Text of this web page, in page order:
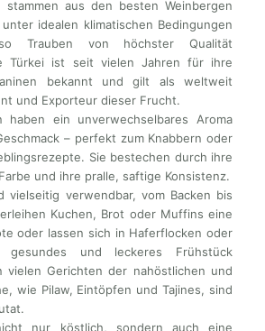
stammen aus den besten Weinbergen
idealen klimatischen Bedingungen
Trauben von höchster Qualität
Türkei ist seit vielen Jahren für ihre
bekannt und gilt als weltweit
und Exporteur dieser Frucht.
haben ein unverwechselbares Aroma
– perfekt zum Knabbern oder
Sie bestechen durch ihre
und ihre pralle, saftige Konsistenz.
vielseitig verwendbar, vom Backen bis
Kuchen, Brot oder Muffins eine
oder lassen sich in Haferflocken oder
und leckeres Frühstück
vielen Gerichten der nahöstlichen und
wie Pilaw, Eintöpfen und Tajines, sind
nur köstlich, sondern auch eine